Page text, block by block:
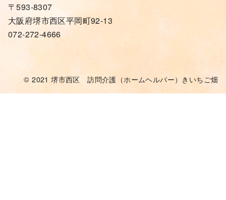
〒593-8307
大阪府堺市西区平岡町92-13
072-272-4666
© 2021堺市西区 訪問介護（ホームヘルパー）きいちご畑